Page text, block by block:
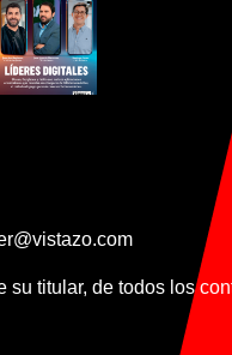
su titular, de todos los